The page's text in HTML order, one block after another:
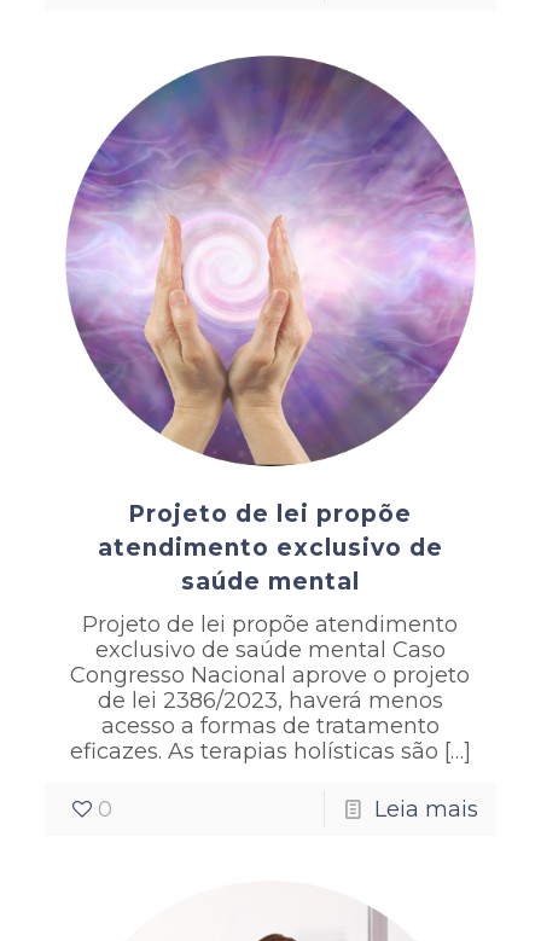
Projeto de lei propõe
atendimento exclusivo de
saúde mental
Projeto de lei propõe atendimento
exclusivo de saúde mental Caso
Congresso Nacional aprove o projeto
de lei 2386/2023, haverá menos
acesso a formas de tratamento
eficazes. As terapias holísticas são […]
0 Leia mais